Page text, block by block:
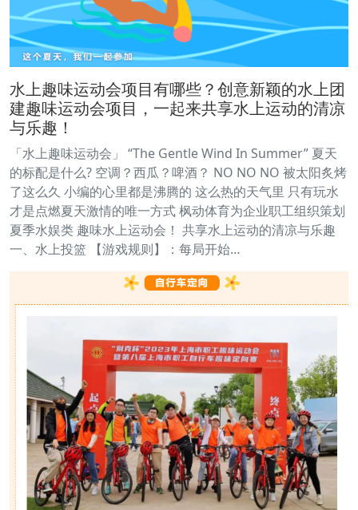
水上趣味运动会项目有哪些？创意新颖的水上团
建趣味运动会项目，一起来共享水上运动的清凉
与乐趣！
「水上趣味运动会」 “The Gentle Wind In Summer” 夏天
的标配是什么? 空调？西瓜？啤酒？ NO NO NO 被太阳炙烤
了这么久 小编的心里都是沸腾的 这么热的天气里 只有玩水
才是点燃夏天激情的唯一方式 枫动体育为企业职工组织策划
夏季水娱类 趣味水上运动会！ 共享水上运动的清凉与乐趣
一、水上投篮 【游戏规则】：每局开始…